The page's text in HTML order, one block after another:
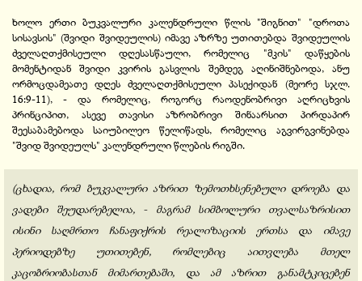
ხოლო ერთი ბუკვალური კალენდრული წლის "შიგნით" "დროთა
სისავსის" (შვიდი შვიდეულის) იმავე აზრზე უთითებდა შვიდეულის
ძველაღთქმისეული დღესასწაული, რომელიც "მკის" დაწყების
მომენტიდან შვიდი კვირის გასვლის შემდეგ აღინიშნებოდა, ანუ
ორმოცდამეათე დღეს ძველაღთქმისეული პასექიდან (მეორე სჯლ.
16:9-11), - და რომელიც, როგორც რაოდენობრივი აღრიცხვის
პრინციპით, ასევე თავისი აზრობრივი შინაარსით პირდაპირ
შეესაბამებოდა საიუბილეო წელიწადს, რომელიც აგვირგვინებდა
"შვიდ შვიდეულს" კალენდრული წლების რიგში.
(ცხადია, რომ ბუკვალური აზრით ზემოთხსენებული დროება და
ვადები შეუდარებელია, - მაგრამ სიმბოლური თვალსაზრისით
ისინი საღმრთო ჩანაფიქრის რეალიზაციის ერთსა და იმავე
პერიოდებზე უთითებენ, რომლებიც აითვლება მთელ
კაცობრიობასთან მიმართებაში, და ამ აზრით განამტკიცებენ